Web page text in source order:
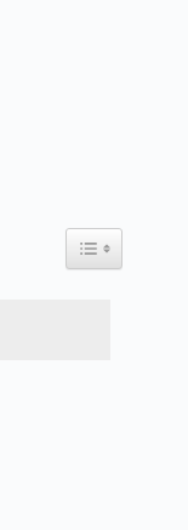
Toggle Table of